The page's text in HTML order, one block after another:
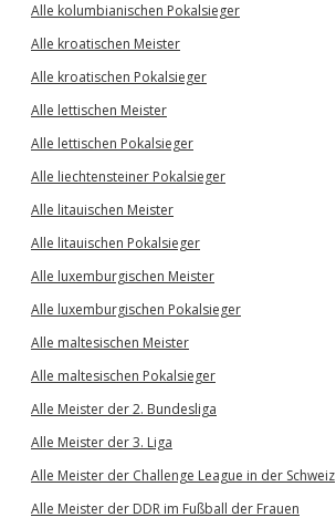
Alle kolumbianischen Pokalsieger
Alle kroatischen Meister
Alle kroatischen Pokalsieger
Alle lettischen Meister
Alle lettischen Pokalsieger
Alle liechtensteiner Pokalsieger
Alle litauischen Meister
Alle litauischen Pokalsieger
Alle luxemburgischen Meister
Alle luxemburgischen Pokalsieger
Alle maltesischen Meister
Alle maltesischen Pokalsieger
Alle Meister der 2. Bundesliga
Alle Meister der 3. Liga
Alle Meister der Challenge League in der Schweiz
Alle Meister der DDR im Fußball der Frauen